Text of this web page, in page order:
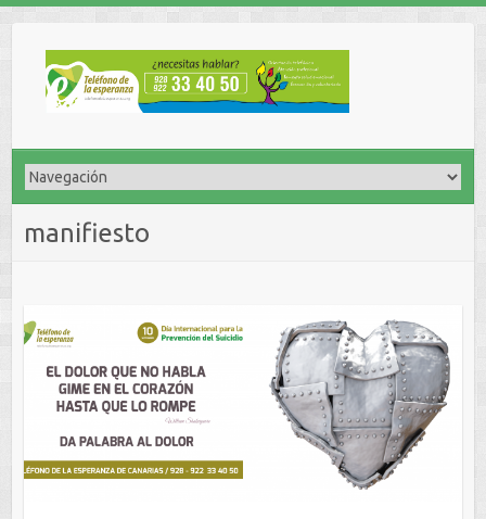
manifiesto